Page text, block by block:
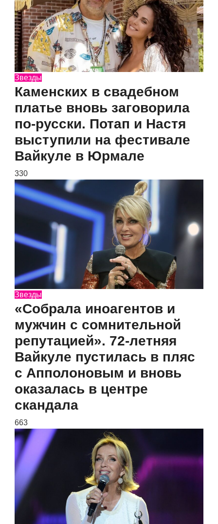
Звезды
Каменских в свадебном
платье вновь заговорила
по-русски. Потап и Настя
выступили на фестивале
Вайкуле в Юрмале
330
Звезды
«Собрала иноагентов и
мужчин с сомнительной
репутацией». 72-летняя
Вайкуле пустилась в пляс
с Апполоновым и вновь
оказалась в центре
скандала
663